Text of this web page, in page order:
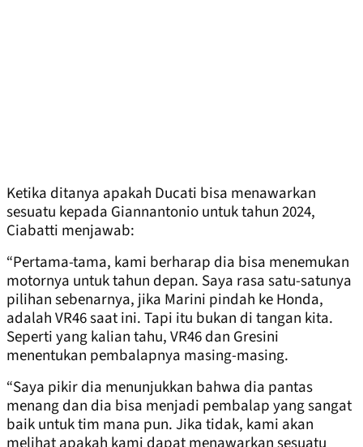
Ketika ditanya apakah Ducati bisa menawarkan
sesuatu kepada Giannantonio untuk tahun 2024,
Ciabatti menjawab:
“Pertama-tama, kami berharap dia bisa menemukan
motornya untuk tahun depan. Saya rasa satu-satunya
pilihan sebenarnya, jika Marini pindah ke Honda,
adalah VR46 saat ini. Tapi itu bukan di tangan kita.
Seperti yang kalian tahu, VR46 dan Gresini
menentukan pembalapnya masing-masing.
“Saya pikir dia menunjukkan bahwa dia pantas
menang dan dia bisa menjadi pembalap yang sangat
baik untuk tim mana pun. Jika tidak, kami akan